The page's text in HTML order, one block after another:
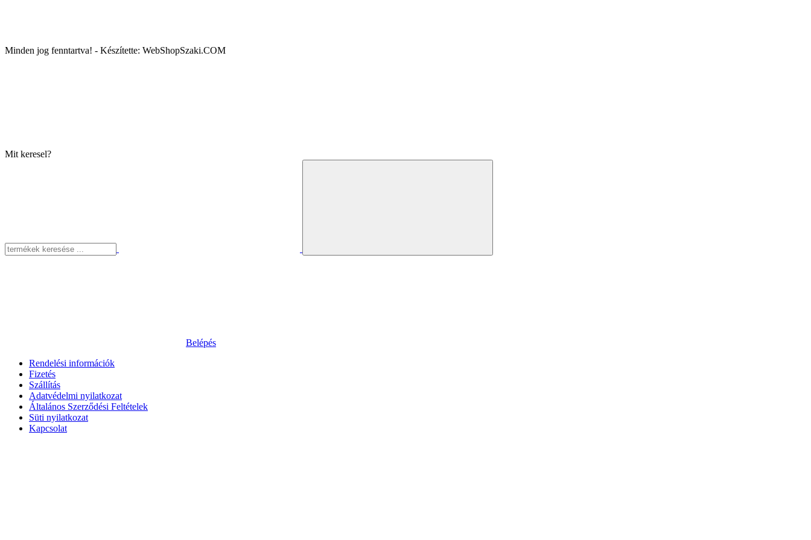
Minden jog fenntartva! - Készítette: WebShopSzaki.COM
Mit keresel?
Belépés
Rendelési információk
Fizetés
Szállítás
Adatvédelmi nyilatkozat
Általános Szerződési Feltételek
Süti nyilatkozat
Kapcsolat